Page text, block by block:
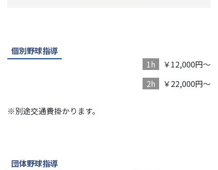
個別野球指導
1h
￥12,000円～
2h
￥22,000円～
※別途交通費掛かります。
団体野球指導